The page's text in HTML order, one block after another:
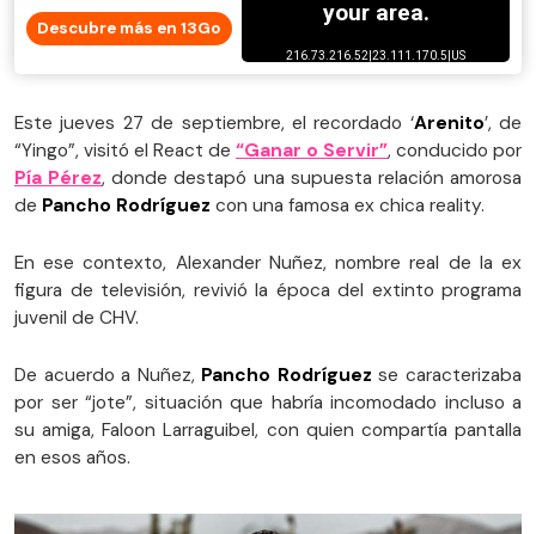
Descubre más en 13Go
Este jueves 27 de septiembre, el recordado ‘Arenito’, de
“Yingo”, visitó el React de “Ganar o Servir”, conducido por
Pía Pérez, donde destapó una supuesta relación amorosa
de Pancho Rodríguez con una famosa ex chica reality.
En ese contexto, Alexander Nuñez, nombre real de la ex
figura de televisión, revivió la época del extinto programa
juvenil de CHV.
De acuerdo a Nuñez, Pancho Rodríguez se caracterizaba
por ser “jote”, situación que habría incomodado incluso a
su amiga, Faloon Larraguibel, con quien compartía pantalla
en esos años.